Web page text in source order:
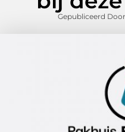
Gepubliceerd